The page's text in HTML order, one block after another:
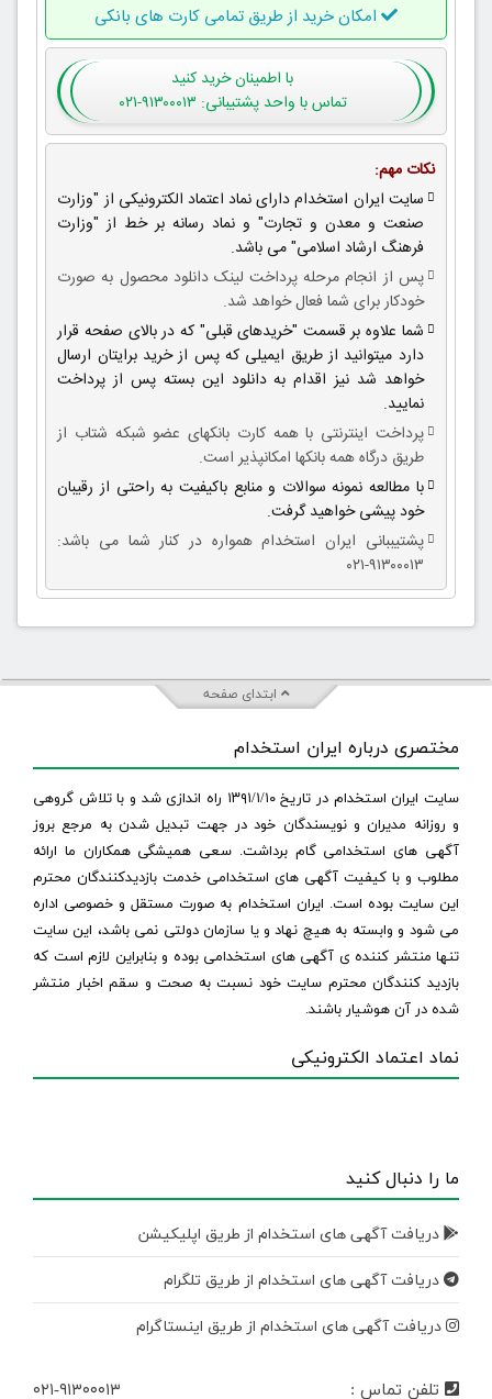
امکان خرید از طریق تمامی کارت های بانکی
با اطمینانخرید کنید
تماس با واحد پشتیبانی: ۹۱۳۰۰۰۱۳-۰۲۱
نکات مهم:
سایت ایران استخدام دارای نماد اعتماد الکترونیکی از "وزارت
صنعت و معدن و تجارت" و نماد رسانه بر خط از "وزارت
فرهنگ ارشاد اسلامی" می باشد.
پس از انجام مرحله پرداخت لینک دانلود محصول به صورت
خودکار برای شما فعال خواهد شد.
شما علاوه بر قسمت "خریدهای قبلی" که در بالای صفحه قرار
دارد میتوانید از طریق ایمیلی که پس از خرید برایتان ارسال
خواهد شد نیز اقدام به دانلود این بسته پس از پرداخت
نمایید.
پرداخت اینترنتی با همه کارت بانکهای عضو شبکه شتاب از
طریق درگاه همه بانکها امکانپذیر است.
با مطالعه نمونه سوالات و منابع باکیفیت به راحتی از رقیبان
خود پیشی خواهید گرفت.
پشتیببانی ایران استخدام همواره در کنار شما می باشد:
۹۱۳۰۰۰۱۳-۰۲۱
ابتدای صفحه
مختصری درباره ایران استخدام
سایت ایران استخدام در تاریخ ۱۳۹۱/۱/۱۰ راه اندازی شد و با تلاش گروهی
و روزانه مدیران و نویسندگان خود در جهت تبدیل شدن به مرجع بروز
آگهی های استخدامی گام برداشت. سعی همیشگی همکاران ما ارائه
مطلوب و با کیفیت آگهی های استخدامی خدمت بازدیدکنندگان محترم
این سایت بوده است. ایران استخدام به صورت مستقل و خصوصی اداره
می شود و وابسته به هیچ نهاد و یا سازمان دولتی نمی باشد، این سایت
تنها منتشر کننده ی آگهی های استخدامی بوده و بنابراین لازم است که
بازدید کنندگان محترم سایت خود نسبت به صحت و سقم اخبار منتشر
شده در آن هوشیار باشند.
نماد اعتماد الکترونیکی
ما را دنبال کنید
دریافت آگهی های استخدام از طریق اپلیکیشن
دریافت آگهی های استخدام از طریق تلگرام
دریافت آگهی های استخدام از طریق اینستاگرام
تلفن تماس : ۰۲۱-۹۱۳۰۰۰۱۳